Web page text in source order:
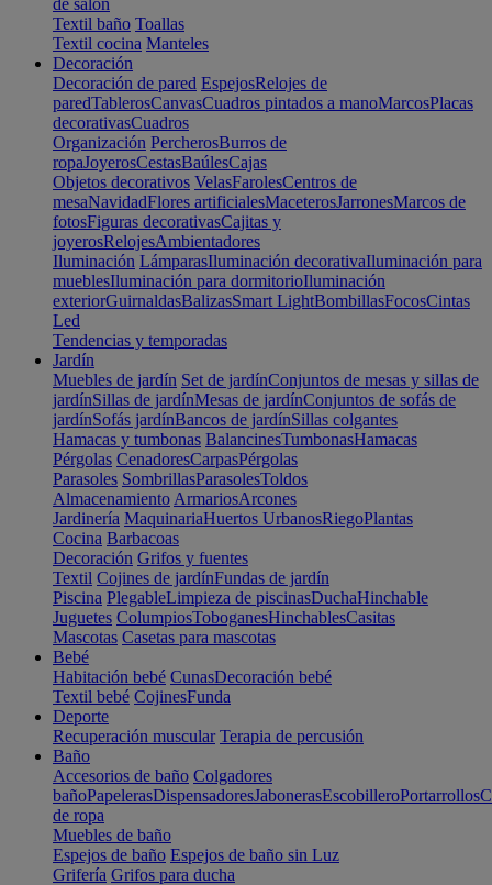
de salón
Textil baño Toallas
Textil cocina Manteles
Decoración
Decoración de pared EspejosRelojes de
paredTablerosCanvasCuadros pintados a manoMarcosPlacas
decorativasCuadros
Organización PercherosBurros de
ropaJoyerosCestasBaúlesCajas
Objetos decorativos VelasFarolesCentros de
mesaNavidadFlores artificialesMaceterosJarronesMarcos de
fotosFiguras decorativasCajitas y
joyerosRelojesAmbientadores
Iluminación LámparasIluminación decorativaIluminación para
mueblesIluminación para dormitorioIluminación
exteriorGuirnaldasBalizasSmart LightBombillasFocosCintas
Led
Tendencias y temporadas
Jardín
Muebles de jardín Set de jardínConjuntos de mesas y sillas de
jardínSillas de jardínMesas de jardínConjuntos de sofás de
jardínSofás jardínBancos de jardínSillas colgantes
Hamacas y tumbonas BalancinesTumbonasHamacas
Pérgolas CenadoresCarpasPérgolas
Parasoles SombrillasParasolesToldos
Almacenamiento ArmariosArcones
Jardinería MaquinariaHuertos UrbanosRiegoPlantas
Cocina Barbacoas
Decoración Grifos y fuentes
Textil Cojines de jardínFundas de jardín
Piscina PlegableLimpieza de piscinasDuchaHinchable
Juguetes ColumpiosToboganesHinchablesCasitas
Mascotas Casetas para mascotas
Bebé
Habitación bebé CunasDecoración bebé
Textil bebé CojinesFunda
Deporte
Recuperación muscular Terapia de percusión
Baño
Accesorios de baño Colgadores
bañoPapelerasDispensadoresJabonerasEscobilleroPortarrollos
de ropa
Muebles de baño
Espejos de baño Espejos de baño sin Luz
Grifería Grifos para ducha